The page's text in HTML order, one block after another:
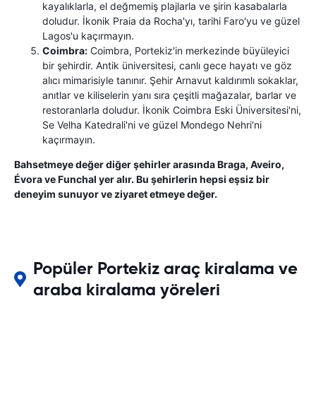
kayalıklarla, el değmemiş plajlarla ve şirin kasabalarla
doludur. İkonik Praia da Rocha'yı, tarihi Faro'yu ve güzel
Lagos'u kaçırmayın.
Coimbra: Coimbra, Portekiz'in merkezinde büyüleyici
bir şehirdir. Antik üniversitesi, canlı gece hayatı ve göz
alıcı mimarisiyle tanınır. Şehir Arnavut kaldırımlı sokaklar,
anıtlar ve kiliselerin yanı sıra çeşitli mağazalar, barlar ve
restoranlarla doludur. İkonik Coimbra Eski Üniversitesi'ni,
Se Velha Katedrali'ni ve güzel Mondego Nehri'ni
kaçırmayın.
Bahsetmeye değer diğer şehirler arasında Braga, Aveiro,
Évora ve Funchal yer alır. Bu şehirlerin hepsi eşsiz bir
deneyim sunuyor ve ziyaret etmeye değer.
Popüler Portekiz araç kiralama ve
araba kiralama yöreleri